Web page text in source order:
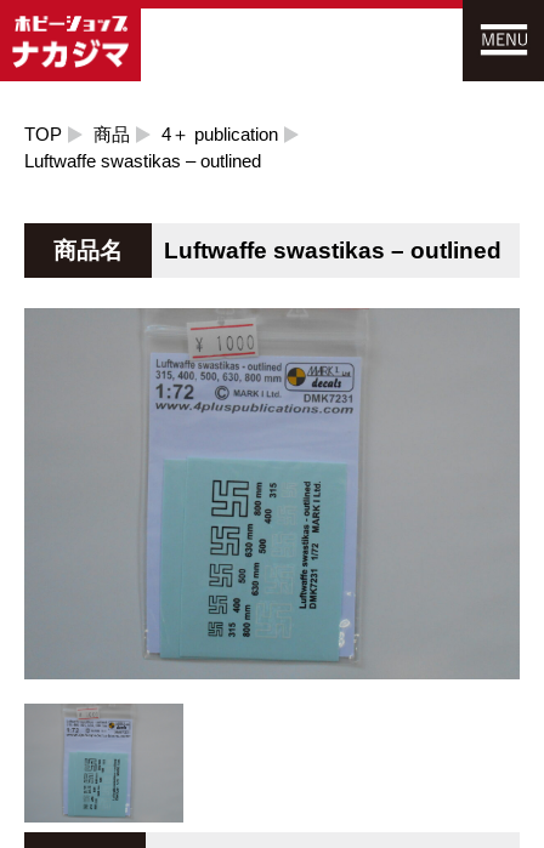
TOP 商品
4＋ publication
Luftwaffe swastikas – outlined
商品名 Luftwaffe swastikas – outlined